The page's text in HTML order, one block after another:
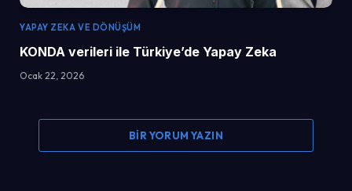
YAPAY ZEKA VE DÖNÜŞÜM
KONDA verileri ile Türkiye’de Yapay Zeka
Ocak 22, 2026
BIR YORUM YAZIN